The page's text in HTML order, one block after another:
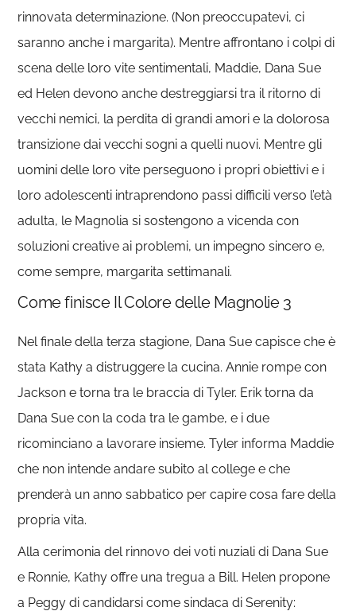
rinnovata determinazione. (Non preoccupatevi, ci
saranno anche i margarita). Mentre affrontano i colpi di
scena delle loro vite sentimentali, Maddie, Dana Sue
ed Helen devono anche destreggiarsi tra il ritorno di
vecchi nemici, la perdita di grandi amori e la dolorosa
transizione dai vecchi sogni a quelli nuovi. Mentre gli
uomini delle loro vite perseguono i propri obiettivi e i
loro adolescenti intraprendono passi difficili verso l’età
adulta, le Magnolia si sostengono a vicenda con
soluzioni creative ai problemi, un impegno sincero e,
come sempre, margarita settimanali.
Come finisce Il Colore delle Magnolie 3
Nel finale della terza stagione, Dana Sue capisce che è
stata Kathy a distruggere la cucina. Annie rompe con
Jackson e torna tra le braccia di Tyler. Erik torna da
Dana Sue con la coda tra le gambe, e i due
ricominciano a lavorare insieme. Tyler informa Maddie
che non intende andare subito al college e che
prenderà un anno sabbatico per capire cosa fare della
propria vita.
Alla cerimonia del rinnovo dei voti nuziali di Dana Sue
e Ronnie, Kathy offre una tregua a Bill. Helen propone
a Peggy di candidarsi come sindaca di Serenity: